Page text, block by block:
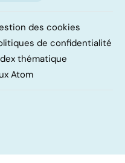
des cookies
de confidentialité
thématique
Atom